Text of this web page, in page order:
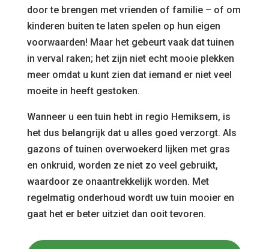
door te brengen met vrienden of familie – of om
kinderen buiten te laten spelen op hun eigen
voorwaarden! Maar het gebeurt vaak dat tuinen
in verval raken; het zijn niet echt mooie plekken
meer omdat u kunt zien dat iemand er niet veel
moeite in heeft gestoken.
Wanneer u een tuin hebt in regio Hemiksem, is
het dus belangrijk dat u alles goed verzorgt. Als
gazons of tuinen overwoekerd lijken met gras
en onkruid, worden ze niet zo veel gebruikt,
waardoor ze onaantrekkelijk worden. Met
regelmatig onderhoud wordt uw tuin mooier en
gaat het er beter uitziet dan ooit tevoren.